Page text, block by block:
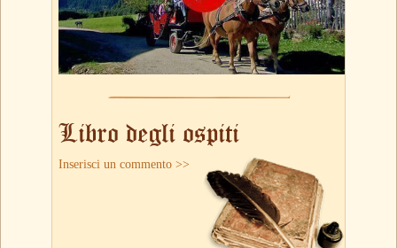
Libro degli ospiti
Inserisci un commento >>